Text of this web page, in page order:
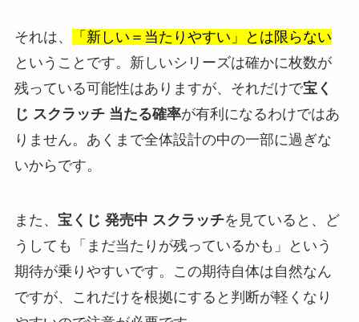
それは、
「新しい＝当たりやすい」とは限らない
ということです。新しいシリーズは確かに枚数が
残っている可能性はありますが、それだけで宝く
じ スクラッチ 当たる確率が有利になるわけではあ
りません。あくまで全体設計の中の一部に過ぎな
いからです。
また、 宝くじ 発売中 スクラッチを見ていると、ど
うしても「まだ当たりが残っているかも」という
期待が乗りやすいです。この期待自体は自然なん
ですが、これだけを根拠にすると判断が軽くなり